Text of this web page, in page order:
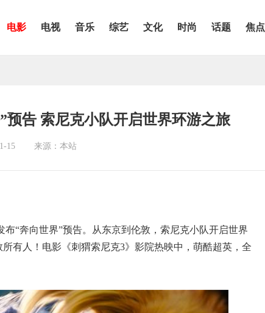
电影 电视 音乐 综艺 文化 时尚 话题 焦点
预告 索尼克小队开启世界环游之旅
15 来源：本站
“奔向世界”预告。从东京到伦敦，索尼克小队开启世界
有人！电影《刺猬索尼克3》影院热映中，萌酷超英，全